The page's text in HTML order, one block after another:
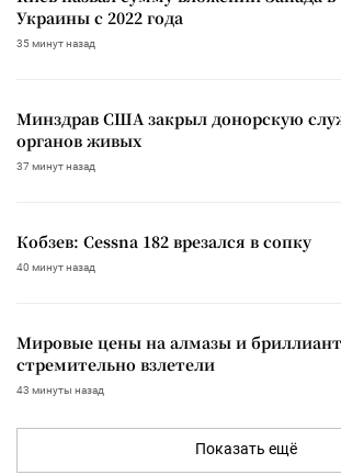
Украины с 2022 года
35 минут назад
Минздрав США закрыл донорскую
органов живых
37 минут назад
Кобзев: Cessna 182 врезался в сопку
40 минут назад
Мировые цены на алмазы и
стремительно взлетели
43 минуты назад
Показать ещё